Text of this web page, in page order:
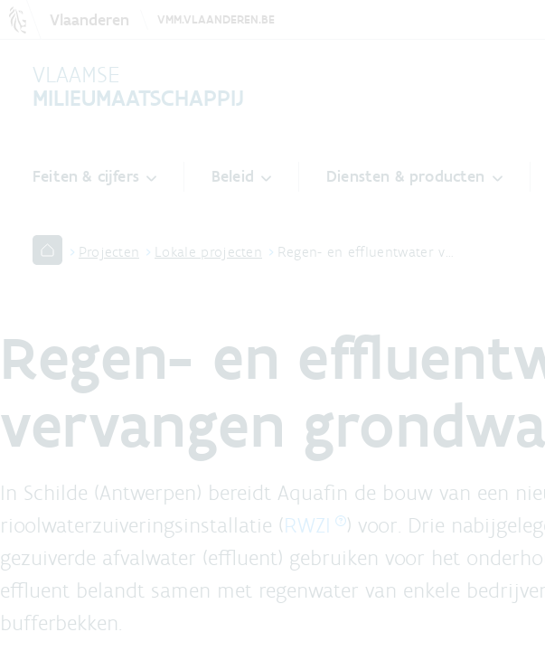
Vlaanderen VMM.VLAANDEREN.BE
VLAAMSE
MILIEUMAATSCHAPPIJ
Feiten & cijfers Beleid Diensten & producten
Projecten Lokale projecten Regen- en effluentwater v…
Regen- en
vervangen
In Schilde (Antwerpen) bereidt Aquafin de bouw van een
rioolwaterzuiveringsinstallatie (RWZI
) voor. Drie
gezuiverde afvalwater (effluent) gebruiken voor het
effluent belandt samen met regenwater van enkele
bufferbekken.